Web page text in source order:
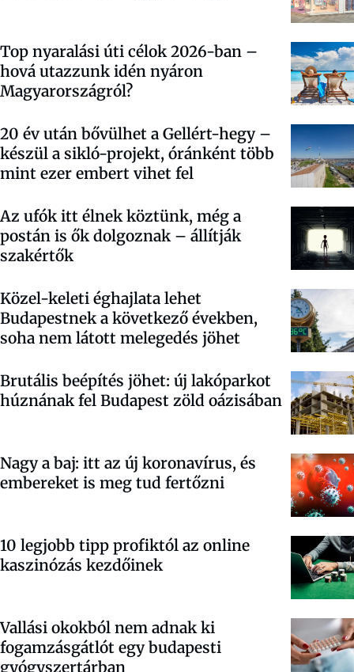
Top nyaralási úti célok 2026-ban –
hová utazzunk idén nyáron
Magyarországról?
20 év után bővülhet a Gellért-hegy –
készül a sikló-projekt, óránként több
mint ezer embert vihet fel
Az ufók itt élnek köztünk, még a
postán is ők dolgoznak – állítják
szakértők
Közel-keleti éghajlata lehet
Budapestnek a következő években,
soha nem látott melegedés jöhet
Brutális beépítés jöhet: új lakóparkot
húznának fel Budapest zöld oázisában
Nagy a baj: itt az új koronavírus, és
embereket is meg tud fertőzni
10 legjobb tipp profiktól az online
kaszinózás kezdőinek
Vallási okokból nem adnak ki
fogamzásgátlót egy budapesti
gyógyszertárban